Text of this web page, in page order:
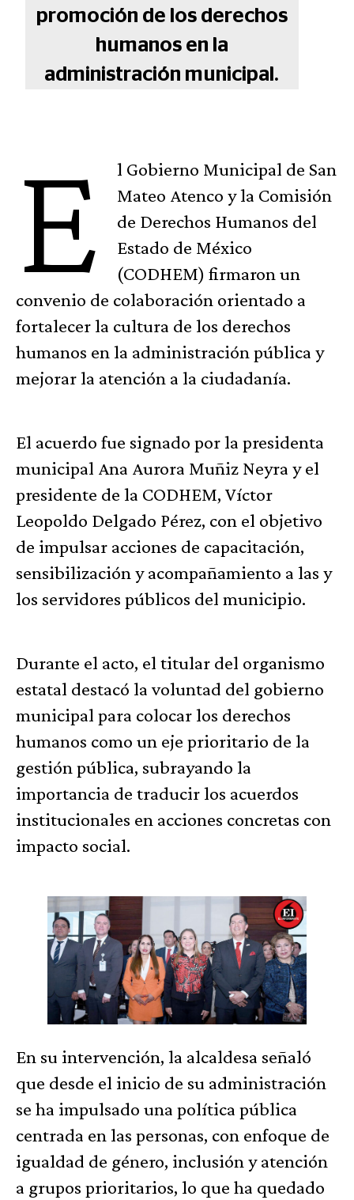
promoción de los derechos
humanos en la
administración municipal.
E
l Gobierno Municipal de San
Mateo Atenco y la Comisión
de Derechos Humanos del
Estado de México
(CODHEM) firmaron un
convenio de colaboración orientado a
fortalecer la cultura de los derechos
humanos en la administración pública y
mejorar la atención a la ciudadanía.
El acuerdo fue signado por la presidenta
municipal Ana Aurora Muñiz Neyra y el
presidente de la CODHEM, Víctor
Leopoldo Delgado Pérez, con el objetivo
de impulsar acciones de capacitación,
sensibilización y acompañamiento a las y
los servidores públicos del municipio.
Durante el acto, el titular del organismo
estatal destacó la voluntad del gobierno
municipal para colocar los derechos
humanos como un eje prioritario de la
gestión pública, subrayando la
importancia de traducir los acuerdos
institucionales en acciones concretas con
impacto social.
En su intervención, la alcaldesa señaló
que desde el inicio de su administración
se ha impulsado una política pública
centrada en las personas, con enfoque de
igualdad de género, inclusión y atención
a grupos prioritarios, lo que ha quedado